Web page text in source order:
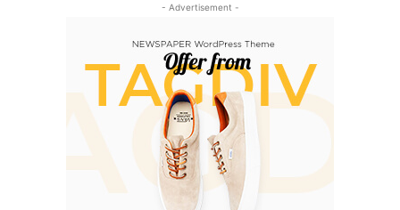
- Advertisement -